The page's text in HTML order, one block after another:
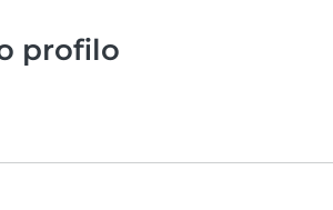
profilo